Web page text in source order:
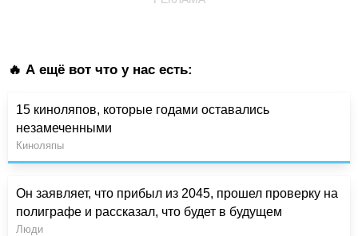
🔥 А ещё вот что у нас есть:
15 киноляпов, которые годами оставались
незамеченными
Киноляпы
Он заявляет, что прибыл из 2045, прошел проверку на
полиграфе и рассказал, что будет в будущем
Люди